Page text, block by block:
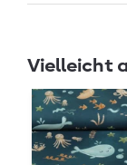
Vielleicht